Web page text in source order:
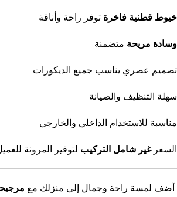
خيوط قطنية فاخرة توفر راحة وأناقة
وسادة مريحة متضمنة
تصميم عصري يناسب جميع الديكورات
سهلة التنظيف والصيانة
مناسبة للاستخدام الداخلي والخارجي
السعرغير شامل التركيب لتوفير المرونة
أضف لمسة راحة وجمال إلى منزلك مع